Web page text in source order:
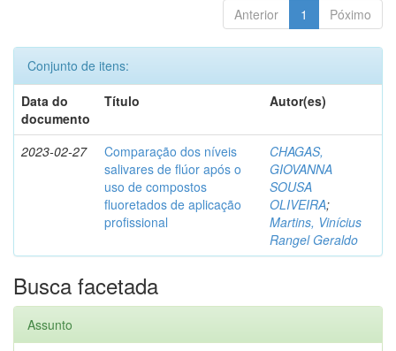
Anterior 1 Póximo
Conjunto de itens:
Data do
documento
Título Autor(es)
2023-02-27
Comparação dos níveis
salivares de flúor após o
uso de compostos
fluoretados de aplicação
profissional
CHAGAS,
GIOVANNA
SOUSA
OLIVEIRA;
Martins, Vinícius
Rangel Geraldo
Busca facetada
Assunto